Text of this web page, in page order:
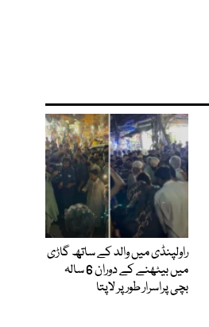
راولپنڈی میں والد کے ساتھ گاڑی
میں بیٹھنے کے دوران 6 سالہ
بچی پراسرار طور پر لاپتا